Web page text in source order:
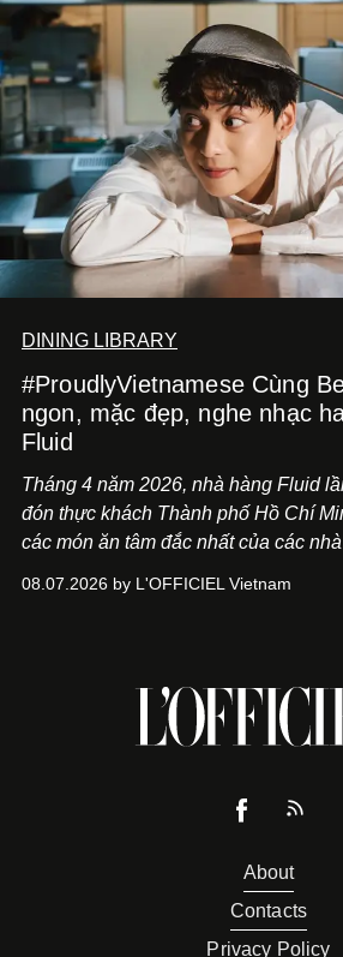
DINING LIBRARY
#ProudlyVietnamese Cùng
ngon, mặc đẹp, nghe nhạc
Fluid
Tháng 4 năm 2026, nhà hàng Fluid
đón thực khách Thành phố Hồ Chí
các món ăn tâm đắc nhất của các
món ăn đa dạng từ Á đến Âu nhanh
08.07.2026 by L'OFFICIEL Vietnam
About
Contacts
Privacy Policy